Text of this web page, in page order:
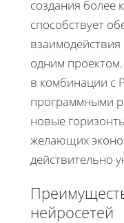
создания более
способствует
одним
в комбинации с
программными
новые
желающих
действительно
нейросетей